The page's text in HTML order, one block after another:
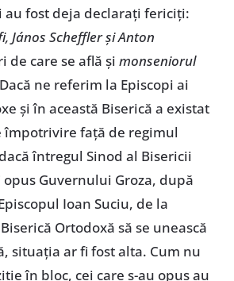
au fost deja declarați fericiți:
János Scheffler și Anton
de care se află și monseniorul
ne referim la Episcopi ai
și în această Biserică a existat
împotrivire față de regimul
întregul Sinod al Bisericii
opus Guvernului Groza, după
Ioan Suciu, de la
Ortodoxă să se unească
situația ar fi fost alta. Cum nu
în bloc, cei care s-au opus au